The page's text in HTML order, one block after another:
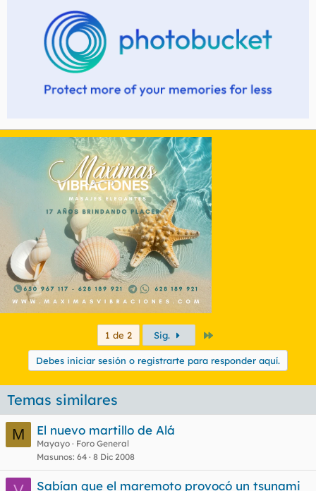
1 de 2 Sig.
Debes iniciar sesión o registrarte para responder aquí.
Temas similares
M
El nuevo martillo de Alá
Mayayo
Foro General
Masunos 64 8 Dic 2008
Sabían que el maremoto provocó un tsunami